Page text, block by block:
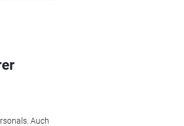
Auch